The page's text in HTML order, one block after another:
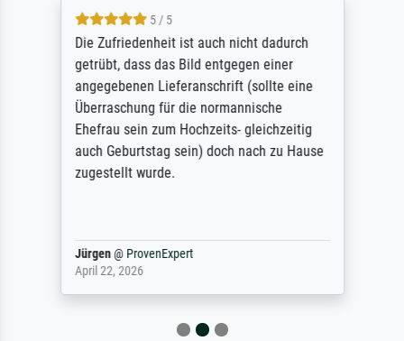
5 / 5
Die Zufriedenheit ist auch nicht dadurch
getrübt, dass das Bild entgegen einer
angegebenen Lieferanschrift (sollte eine
Überraschung für die normannische
Ehefrau sein zum Hochzeits- gleichzeitig
auch Geburtstag sein) doch nach zu Hause
zugestellt wurde.
Jürgen@ ProvenExpert
April 22, 2026